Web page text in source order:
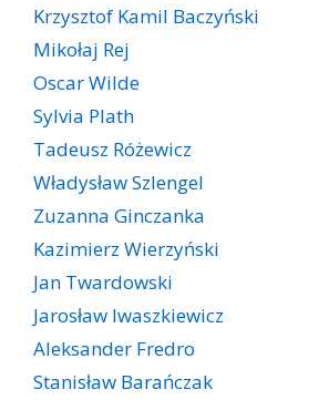
Krzysztof Kamil Baczyński
Mikołaj Rej
Oscar Wilde
Sylvia Plath
Tadeusz Różewicz
Władysław Szlengel
Zuzanna Ginczanka
Kazimierz Wierzyński
Jan Twardowski
Jarosław Iwaszkiewicz
Aleksander Fredro
Stanisław Barańczak